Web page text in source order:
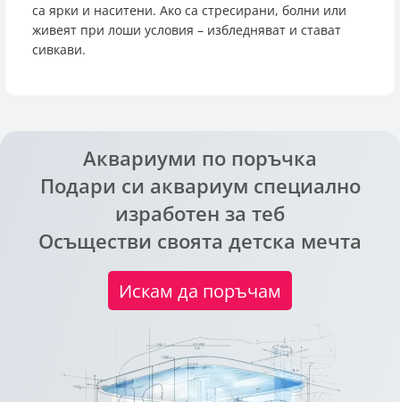
са ярки и наситени. Ако са стресирани, болни или
живеят при лоши условия – избледняват и стават
сивкави.
Аквариуми по поръчка
Подари си аквариум специално
изработен за теб
Осъществи своята детска мечта
Искам да поръчам